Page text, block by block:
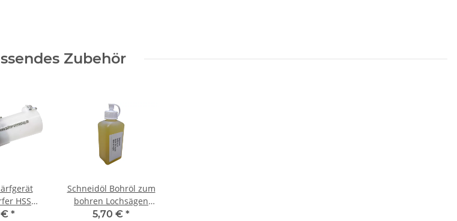
Zubehör
HSS
10 mm
€ *
Schneidöl Bohröl zum
bohren Lochsägen
Metallbohrer 100ml
5,70 € *